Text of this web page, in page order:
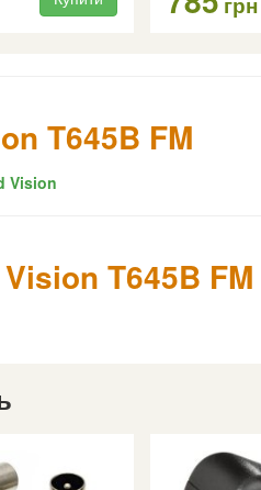
T645B FM
Vision
T645B FM